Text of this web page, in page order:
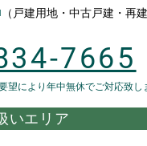
（戸建用地・中古戸建・再建
望により年中無休でご対応致し
7665
いエリア